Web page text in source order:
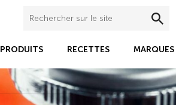
PRODUITS RECETTES MARQUES